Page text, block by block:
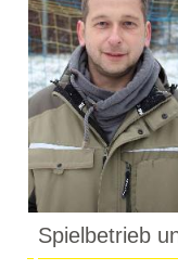
Spielbetrieb